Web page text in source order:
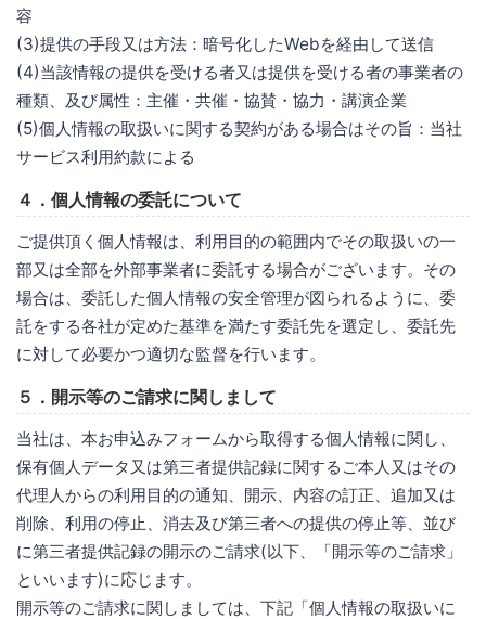
容
(3)提供の手段又は方法：暗号化したWebを経由して送信
(4)当該情報の提供を受ける者又は提供を受ける者の事業者の
種類、及び属性：主催・共催・協賛・協力・講演企業
(5)個人情報の取扱いに関する契約がある場合はその旨：当社
サービス利用約款による
４．個人情報の委託について
ご提供頂く個人情報は、利用目的の範囲内でその取扱いの一
部又は全部を外部事業者に委託する場合がございます。その
場合は、委託した個人情報の安全管理が図られるように、委
託をする各社が定めた基準を満たす委託先を選定し、委託先
に対して必要かつ適切な監督を行います。
５．開示等のご請求に関しまして
当社は、本お申込みフォームから取得する個人情報に関し、
保有個人データ又は第三者提供記録に関するご本人又はその
代理人からの利用目的の通知、開示、内容の訂正、追加又は
削除、利用の停止、消去及び第三者への提供の停止等、並び
に第三者提供記録の開示のご請求(以下、「開示等のご請求」
といいます)に応じます。
開示等のご請求に関しましては、下記「個人情報の取扱いに